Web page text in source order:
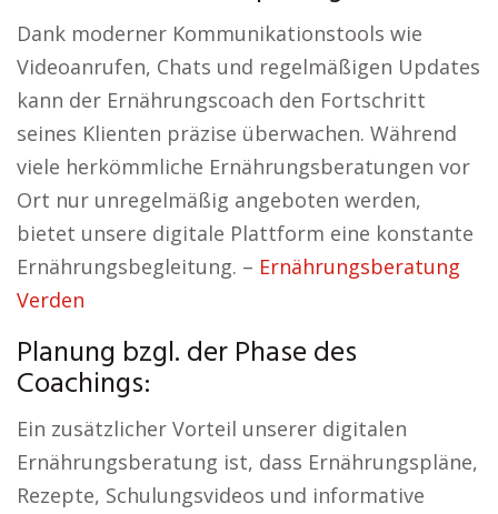
Dank moderner Kommunikationstools wie
Videoanrufen, Chats und regelmäßigen Updates
kann der Ernährungscoach den Fortschritt
seines Klienten präzise überwachen. Während
viele herkömmliche Ernährungsberatungen vor
Ort nur unregelmäßig angeboten werden,
bietet unsere digitale Plattform eine konstante
Ernährungsbegleitung. – Ernährungsberatung
Verden
Planung bzgl. der Phase des
Coachings:
Ein zusätzlicher Vorteil unserer digitalen
Ernährungsberatung ist, dass Ernährungspläne,
Rezepte, Schulungsvideos und informative